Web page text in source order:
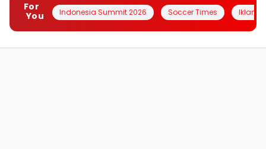
For
You
Indonesia Summit 2026 Soccer Times Iklanin